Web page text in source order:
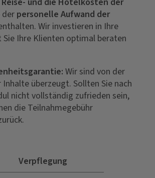
derpersonelle Aufwand der
Wir investieren in Ihre
Sie Ihre Klienten optimal beraten
Wir sind von der
überzeugt. Sollten Sie nach
nicht vollständig zufrieden sein,
die Teilnahmegebühr
Verpflegung